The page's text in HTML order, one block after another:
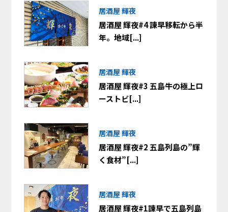
居酒屋 輝夜
居酒屋 輝夜#4 諫早移転から半
年。地域[...]
居酒屋 輝夜
居酒屋 輝夜#3 五島牛の極上ロ
ーストビ[...]
居酒屋 輝夜
居酒屋 輝夜#2 五島列島の”輝
く食材”[...]
居酒屋 輝夜
居酒屋 輝夜#1諫早で五島列島